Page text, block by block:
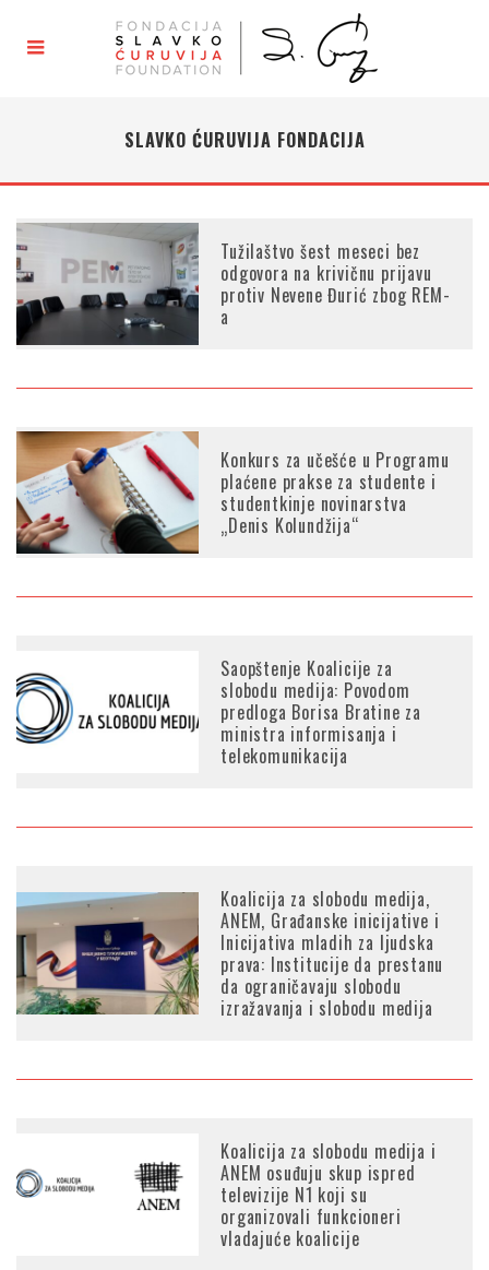
SLAVKO ĆURUVIJA FONDACIJA
Tužilaštvo šest meseci bez
odgovora na krivičnu prijavu
protiv Nevene Đurić zbog REM-
a
Konkurs za učešće u Programu
plaćene prakse za studente i
studentkinje novinarstva
„Denis Kolundžija“
Saopštenje Koalicije za
slobodu medija: Povodom
predloga Borisa Bratine za
ministra informisanja i
telekomunikacija
Koalicija za slobodu medija,
ANEM, Građanske inicijative i
Inicijativa mladih za ljudska
prava: Institucije da prestanu
da ograničavaju slobodu
izražavanja i slobodu medija
Koalicija za slobodu medija i
ANEM osuđuju skup ispred
televizije N1 koji su
organizovali funkcioneri
vladajuće koalicije